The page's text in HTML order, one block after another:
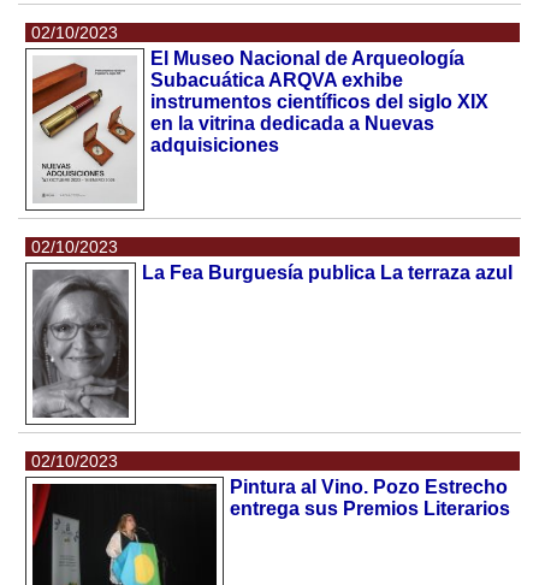
02/10/2023
El Museo Nacional de Arqueología
Subacuática ARQVA exhibe
instrumentos científicos del siglo XIX
en la vitrina dedicada a Nuevas
adquisiciones
02/10/2023
La Fea Burguesía publica La terraza azul
02/10/2023
Pintura al Vino. Pozo Estrecho
entrega sus Premios Literarios